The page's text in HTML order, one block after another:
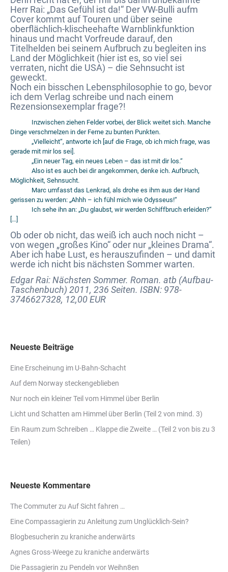
Herr Rai: „Das Gefühl ist da!“ Der VW-Bulli aufm
Cover kommt auf Touren und über seine
oberflächlich-klischeehafte Warnblinkfunktion
hinaus und macht Vorfreude darauf, den
Titelhelden bei seinem Aufbruch zu begleiten ins
Land der Möglichkeit (hier ist es, so viel sei
verraten, nicht die USA) – die Sehnsucht ist
geweckt.
Noch ein bisschen Lebensphilosophie to go, bevor
ich dem Verlag schreibe und nach einem
Rezensionsexemplar frage?!
Inzwischen ziehen Felder vorbei, der Blick weitet sich. Manche
Dinge verschmelzen in der Ferne zu bunten Punkten.
„Vielleicht“, antworte ich [auf die Frage, ob ich mich frage, was
gerade mit mir los sei].
„Ein neuer Tag, ein neues Leben – das ist mit dir los.“
Also ist es auch bei dir angekommen, denke ich. Aufbruch,
Möglichkeit, Sehnsucht.
Marc umfasst das Lenkrad, als drohe es ihm aus der Hand
gerissen zu werden: „Ahhh – ich fühl mich wie Odysseus!“
Ich sehe ihn an: „Du glaubst, wir werden Schiffbruch erleiden?“
[…]
Ob oder ob nicht, das weiß ich auch noch nicht –
von wegen „großes Kino“ oder nur „kleines Drama“.
Aber ich habe Lust, es herauszufinden – und damit
werde ich nicht bis nächsten Sommer warten.
Edgar Rai: Nächsten Sommer. Roman. atb (Aufbau-
Taschenbuch) 2011, 236 Seiten. ISBN: 978-
3746627328, 12,00 EUR
Neueste Beiträge
Eine Erscheinung im U-Bahn-Schacht
Auf dem Norway steckengeblieben
Nur noch ein kleiner Teil vom Himmel über Berlin
Licht und Schatten am Himmel über Berlin (Teil 2 von mind. 3)
Ein Raum zum Schreiben … Klappe die Zweite … (Teil 2 von bis zu 3
Teilen)
Neueste Kommentare
The Commuterzu Auf Sicht fahren …
Eine Compassagierin zu Anleitung zum Unglücklich-Sein?
Blogbesucherin zu kraniche anderwärts
Agnes Gross-Weegezu kraniche anderwärts
Die Passagierin zu Pendeln vor Weihn8en